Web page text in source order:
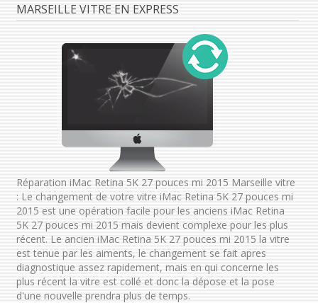
MARSEILLE VITRE EN EXPRESS
Réparation iMac Retina 5K 27 pouces mi 2015 Marseille vitre
: Le changement de votre vitre iMac Retina 5K 27 pouces mi
2015 est une opération facile pour les anciens iMac Retina
5K 27 pouces mi 2015 mais devient complexe pour les plus
récent. Le ancien iMac Retina 5K 27 pouces mi 2015 la vitre
est tenue par les aiments, le changement se fait apres
diagnostique assez rapidement, mais en qui concerne les
plus récent la vitre est collé et donc la dépose et la pose
d'une nouvelle prendra plus de temps.